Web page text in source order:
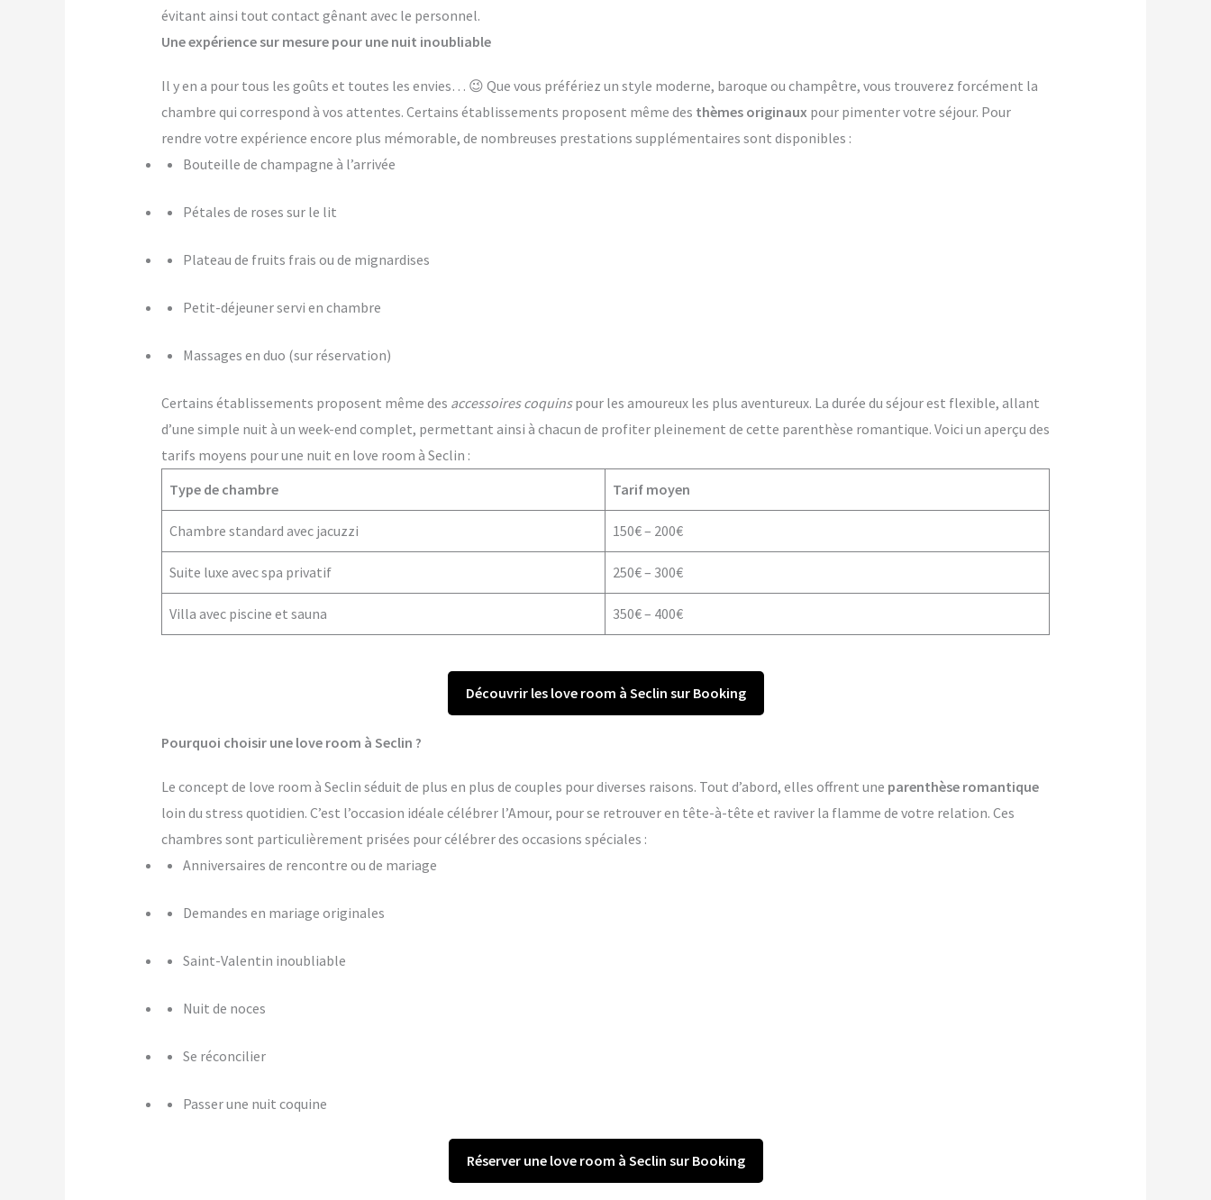
évitant ainsi tout contact gênant avec le personnel.
Une expérience sur mesure pour une nuit inoubliable
Il y en a pour tous les goûts et toutes les envies… 😉 Que vous préfériez un style moderne, baroque ou champêtre, vous trouverez forcément la
chambre qui correspond à vos attentes. Certains établissements proposent même des thèmes originaux pour pimenter votre séjour. Pour
rendre votre expérience encore plus mémorable, de nombreuses prestations supplémentaires sont disponibles :
Bouteille de champagne à l’arrivée
Pétales de roses sur le lit
Plateau de fruits frais ou de mignardises
Petit-déjeuner servi en chambre
Massages en duo (sur réservation)
Certains établissements proposent même des accessoires coquinspour les amoureux les plus aventureux. La durée du séjour est flexible, allant
d’une simple nuit à un week-end complet, permettant ainsi à chacun de profiter pleinement de cette parenthèse romantique. Voici un aperçu des
tarifs moyens pour une nuit en love room à Seclin :
Type de chambre
Tarif moyen
Chambre standard avec jacuzzi 150€ – 200€
Suite luxe avec spa privatif 250€ – 300€
Villa avec piscine et sauna 350€ – 400€
Découvrir les love room à Seclin sur Booking
Pourquoi choisir une love room à Seclin ?
Le concept de love room à Seclin séduit de plus en plus de couples pour diverses raisons. Tout d’abord, elles offrent une parenthèse romantique
loin du stress quotidien. C’est l’occasion idéale célébrer l’Amour, pour se retrouver en tête-à-tête et raviver la flamme de votre relation. Ces
chambres sont particulièrement prisées pour célébrer des occasions spéciales :
Anniversaires de rencontre ou de mariage
Demandes en mariage originales
Saint-Valentin inoubliable
Nuit de noces
Se réconcilier
Passer une nuit coquine
Réserver une love room à Seclin sur Booking